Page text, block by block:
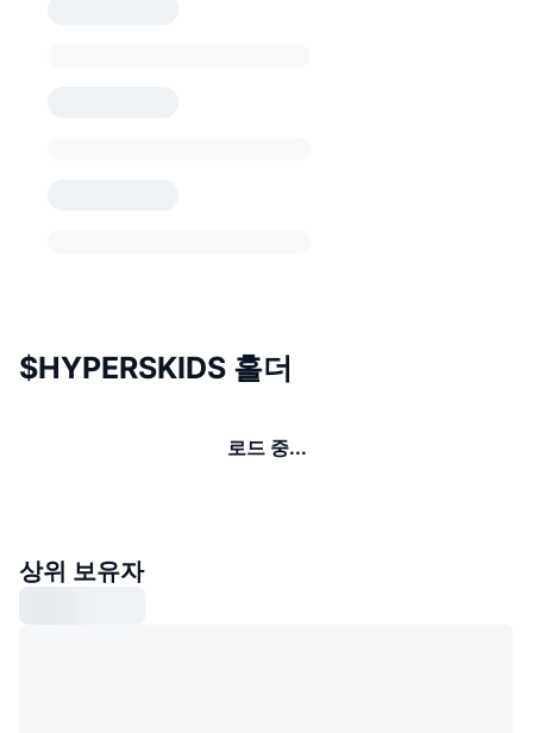
$HYPERSKIDS 홀더
로드 중...
상위 보유자